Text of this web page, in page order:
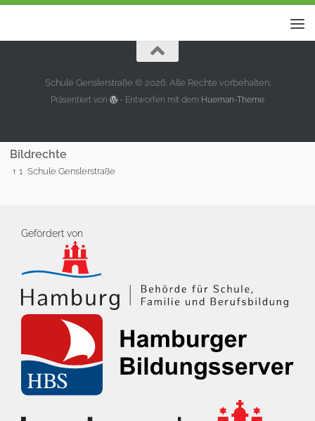
Schule Genslerstraße © 2026. Alle Rechte vorbehalten.
Präsentiert von - Entworfen mit dem Hueman-Theme
Bildrechte
↑ 1 Schule Genslerstraße
Gefördert von